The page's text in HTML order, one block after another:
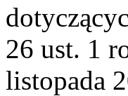
26 ust. 1
listopada